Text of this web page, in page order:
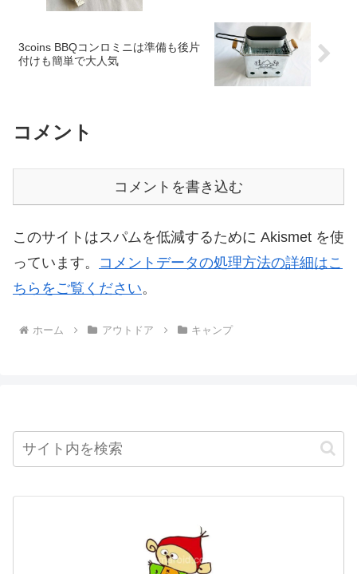
3coins BBQコンロミニは準備も後片
付けも簡単で大人気
コメント
コメントを書き込む
このサイトはスパムを低減するために Akismet を使
っています。 コメントデータの処理方法の詳細はこ
ちらをご覧ください。
ホーム アウトドア キャンプ